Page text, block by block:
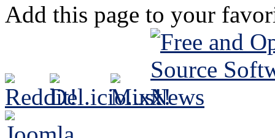
Add this page to your